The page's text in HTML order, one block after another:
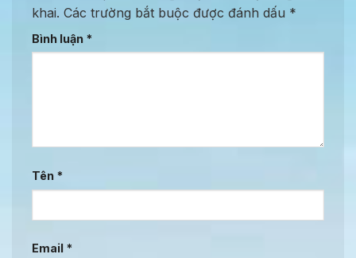
khai. Các trường bắt buộc được đánh dấu *
Bình luận *
Tên *
Email *